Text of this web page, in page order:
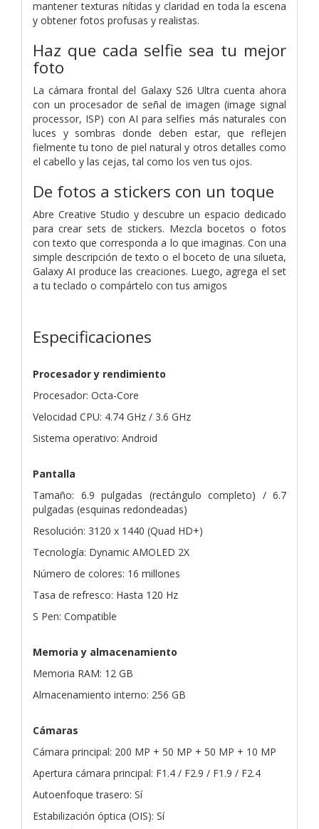
mantener texturas nítidas y claridad en toda la escena
y obtener fotos profusas y realistas.
Haz que cada selfie sea tu mejor
foto
La cámara frontal del Galaxy S26 Ultra cuenta ahora
con un procesador de señal de imagen (image signal
processor, ISP) con AI para selfies más naturales con
luces y sombras donde deben estar, que reflejen
fielmente tu tono de piel natural y otros detalles como
el cabello y las cejas, tal como los ven tus ojos.
De fotos a stickers con un toque
Abre Creative Studio y descubre un espacio dedicado
para crear sets de stickers. Mezcla bocetos o fotos
con texto que corresponda a lo que imaginas. Con una
simple descripción de texto o el boceto de una silueta,
Galaxy AI produce las creaciones. Luego, agrega el set
a tu teclado o compártelo con tus amigos
Especificaciones
Procesador y rendimiento
Procesador: Octa-Core
Velocidad CPU: 4.74 GHz / 3.6 GHz
Sistema operativo: Android
Pantalla
Tamaño: 6.9 pulgadas (rectángulo completo) / 6.7
pulgadas (esquinas redondeadas)
Resolución: 3120 x 1440 (Quad HD+)
Tecnología: Dynamic AMOLED 2X
Número de colores: 16 millones
Tasa de refresco: Hasta 120 Hz
S Pen: Compatible
Memoria y almacenamiento
Memoria RAM: 12 GB
Almacenamiento interno: 256 GB
Cámaras
Cámara principal: 200 MP + 50 MP + 50 MP + 10 MP
Apertura cámara principal: F1.4 / F2.9 / F1.9 / F2.4
Autoenfoque trasero: Sí
Estabilización óptica (OIS): Sí